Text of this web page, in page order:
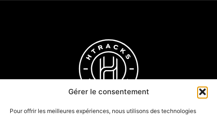
Gérer le consentement
Pour offrir les meilleures expériences, nous utilisons des technologies